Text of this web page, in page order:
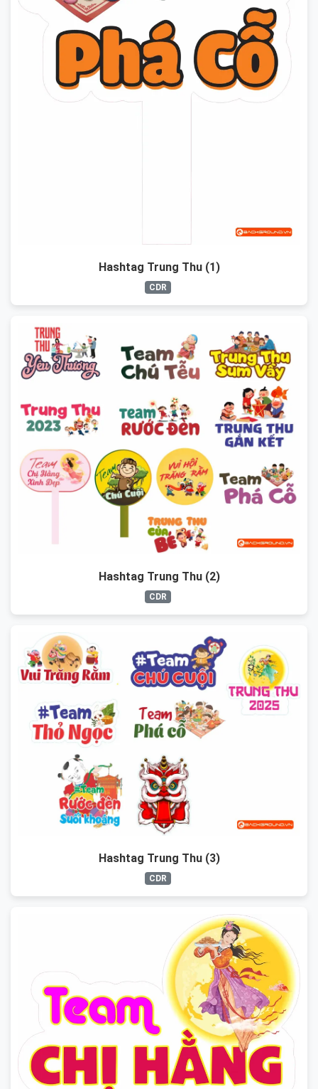
Hashtag Trung Thu (1)
CDR
Hashtag Trung Thu (2)
CDR
Hashtag Trung Thu (3)
CDR